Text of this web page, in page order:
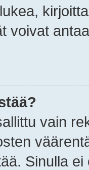
voivat
vain
Sinulla